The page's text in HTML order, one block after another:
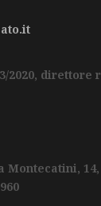
2020, direttore
Montecatini, 14,